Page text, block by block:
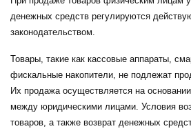
денежных средств регулируются
законодательством.
Товары, такие как кассовые аппараты,
фискальные накопители, не подлежат
Их продажа осуществляется на
между юридическими лицами. Условия
товаров, а также возврат денежных